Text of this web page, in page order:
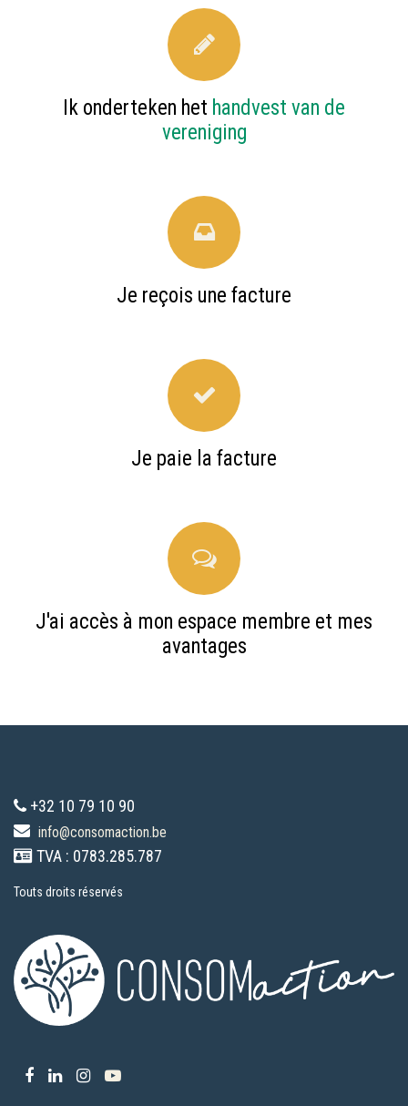
Ik onderteken het handvest van de
vereniging
Je reçois une facture
Je paie la facture
J'ai accès à mon espace membre et mes
avantages
+32 10 79 10 90
info@consomaction.be
TVA : 0783.285.787
Touts droits réservés